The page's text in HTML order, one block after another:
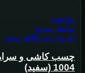
مقايسه
نمایش سریع
افزودن به علاقه مندی
1004 (سفید)